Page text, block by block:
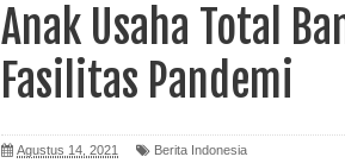
Anak Usaha Total
Fasilitas Pandemi
Agustus 14, 2021 Berita Indonesia